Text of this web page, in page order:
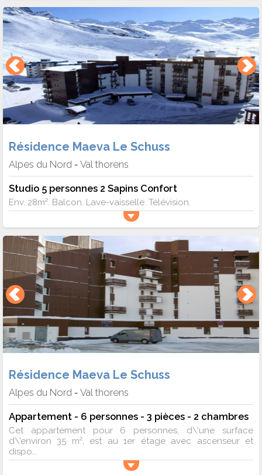
Résidence Maeva Le Schuss
Alpes du Nord - Val thorens
Studio 5 personnes 2 Sapins Confort
Env. 28m². Balcon. Lave-vaisselle. Télévision.
Résidence Maeva Le Schuss
Alpes du Nord - Val thorens
Appartement - 6 personnes - 3 pièces - 2 chambres
Cet appartement pour 6 personnes, d\'une surface
d\'environ 35 m², est au 1er étage avec ascenseur et
dispo...